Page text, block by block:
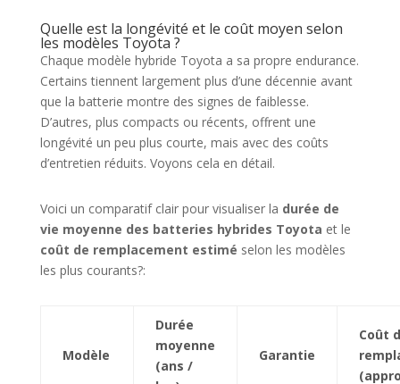
Quelle est la longévité et le coût moyen selon
les modèles Toyota ?
Chaque modèle hybride Toyota a sa propre endurance.
Certains tiennent largement plus d’une décennie avant
que la batterie montre des signes de faiblesse.
D’autres, plus compacts ou récents, offrent une
longévité un peu plus courte, mais avec des coûts
d’entretien réduits. Voyons cela en détail.
Voici un comparatif clair pour visualiser la durée de
vie moyenne des batteries hybrides Toyota et le
coût de remplacement estimé selon les modèles
les plus courants?:
Modèle
Durée
moyenne
(ans /
Garantie
Coût